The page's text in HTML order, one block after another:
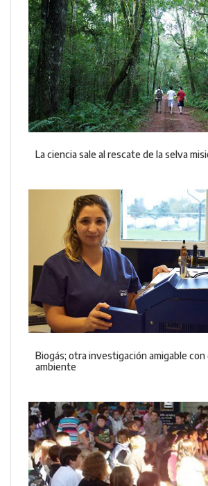
La ciencia sale al rescate de la selva
Biogás; otra investigación amigable con
ambiente